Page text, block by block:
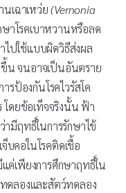
นเฉาเหว่ย(Vernonia
าโรคเบาหวานหรือลด
ปใช้แบบผิดวิธีส่งผล
น จนอาจเป็นอันตราย
รป้องกันโรคไวรัสโค
ดยข้อเท็จจริงนั้น ฟ้า
มีฤทธิ์ในการรักษาไข้
บคอในโรคติดเชื้อ
ค่เพียงการศึกษาฤทธิ์ใน
ดลองและสัตว์ทดลอง